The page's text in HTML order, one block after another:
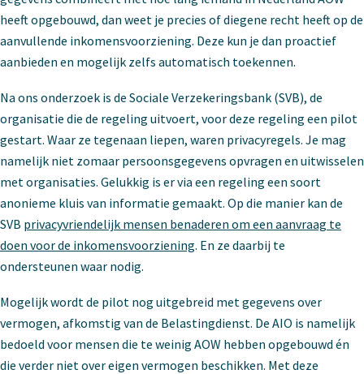
heeft opgebouwd, dan weet je precies of diegene recht heeft op de
aanvullende inkomensvoorziening. Deze kun je dan proactief
aanbieden en mogelijk zelfs automatisch toekennen.
Na ons onderzoek is de Sociale Verzekeringsbank (SVB), de
organisatie die de regeling uitvoert, voor deze regeling een pilot
gestart. Waar ze tegenaan liepen, waren privacyregels. Je mag
namelijk niet zomaar persoonsgegevens opvragen en uitwisselen
met organisaties. Gelukkig is er via een regeling een soort
anonieme kluis van informatie gemaakt. Op die manier kan de
SVB privacyvriendelijk mensen benaderen om een aanvraag te
doen voor de inkomensvoorziening. En ze daarbij te
ondersteunen waar nodig.
Mogelijk wordt de pilot nog uitgebreid met gegevens over
vermogen, afkomstig van de Belastingdienst. De AIO is namelijk
bedoeld voor mensen die te weinig AOW hebben opgebouwd én
die verder niet over eigen vermogen beschikken. Met deze